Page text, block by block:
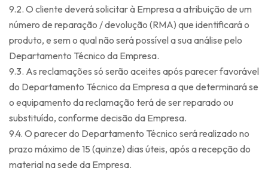
9.2. O cliente deverá solicitar à Empresa a atribuição de um
número de reparação / devolução (RMA) que identificará o
produto, e sem o qual não será possível a sua análise pelo
Departamento Técnico da Empresa.
9.3. As reclamações só serão aceites após parecer favorável
do Departamento Técnico da Empresa a que determinará se
o equipamento da reclamação terá de ser reparado ou
substituído, conforme decisão da Empresa.
9.4. O parecer do Departamento Técnico será realizado no
prazo máximo de 15 (quinze) dias úteis, após a recepção do
material na sede da Empresa.